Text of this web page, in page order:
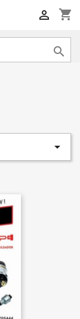
shopping_cart


